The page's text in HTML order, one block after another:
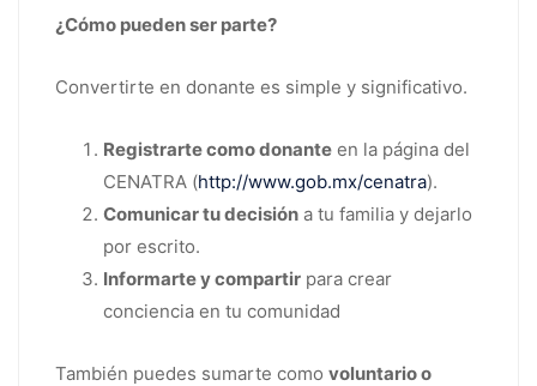
¿Cómo pueden ser parte?
Convertirte en donante es simple y significativo.
Registrarte como donante en la página del
CENATRA (http://www.gob.mx/cenatra).
Comunicar tu decisión a tu familia y dejarlo
por escrito.
Informarte y compartir para crear
conciencia en tu comunidad
También puedes sumarte como voluntario o